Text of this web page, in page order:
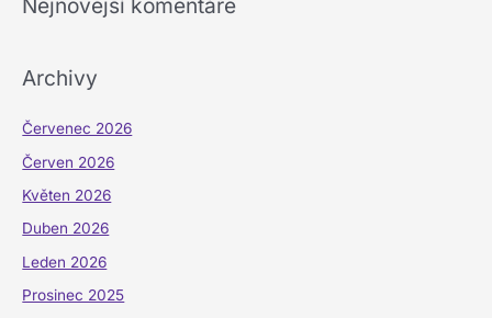
Archivy
Červenec 2026
Červen 2026
Květen 2026
Duben 2026
Leden 2026
Prosinec 2025